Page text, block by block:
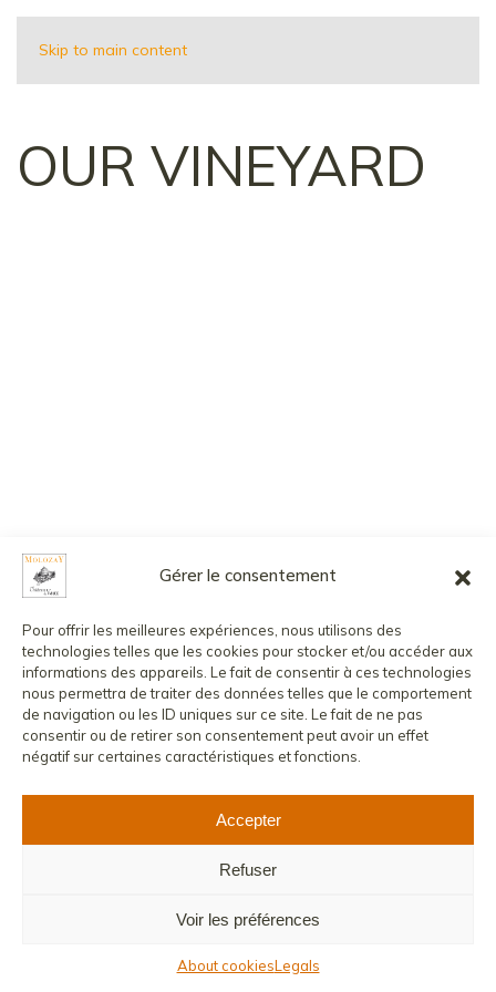
Gérer le consentement
Pour offrir les meilleures expériences, nous utilisons des
technologies telles que les cookies pour stocker et/ou accéder aux
informations des appareils. Le fait de consentir à ces technologies
nous permettra de traiter des données telles que le comportement
de navigation ou les ID uniques sur ce site. Le fait de ne pas
consentir ou de retirer son consentement peut avoir un effet
négatif sur certaines caractéristiques et fonctions.
Accepter
Refuser
Voir les préférences
About cookiesLegals
Skip to main content
OUR VINEYARD
L’abus d’alcool est dangereux pour la santé, à consommer avec
modération.
La vente de boissons alcoolisées aux mineurs est strictement
interdite.